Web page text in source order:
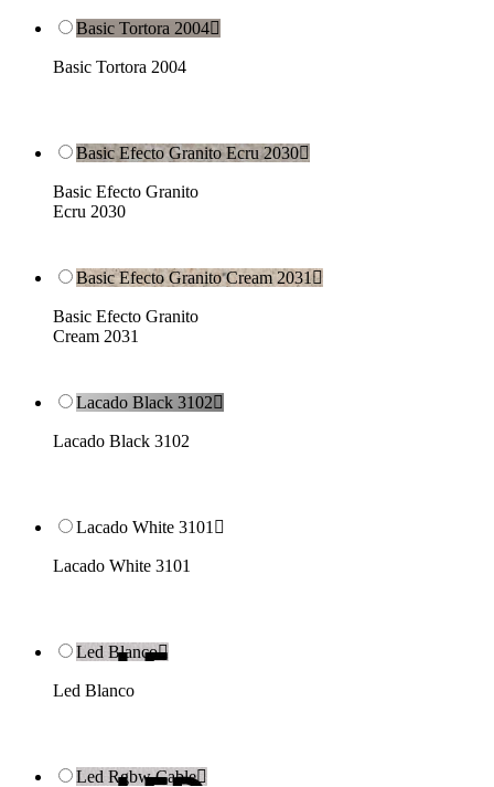
Basic Tortora 2004
Basic Tortora 2004
Basic Efecto Granito Ecru 2030
Basic Efecto Granito
Ecru 2030
Basic Efecto Granito Cream 2031
Basic Efecto Granito
Cream 2031
Lacado Black 3102
Lacado Black 3102
Lacado White 3101 
Lacado White 3101
Led Blanco
Led Blanco
Led Rgbw Cable